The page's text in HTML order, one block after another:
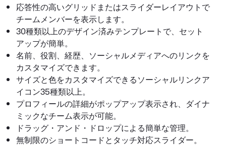
応答性の高いグリッドまたはスライダーレイアウトで
チームメンバーを表示します。
30種類以上のデザイン済みテンプレートで、セット
アップが簡単。
名前、役割、経歴、ソーシャルメディアへのリンクを
カスタマイズできます。
サイズと色をカスタマイズできるソーシャルリンクア
イコン35種類以上。
プロフィールの詳細がポップアップ表示され、ダイナ
ミックなチーム表示が可能。
ドラッグ・アンド・ドロップによる簡単な管理。
無制限のショートコードとタッチ対応スライダー。